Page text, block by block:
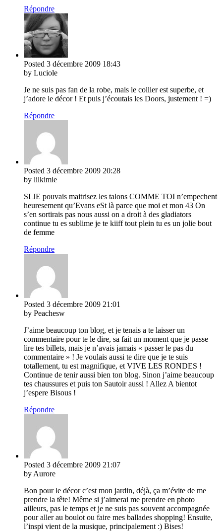
Répondre
Posted 3 décembre 2009 18:43
by Luciole
Je ne suis pas fan de la robe, mais le collier est superbe, et
j’adore le décor ! Et puis j’écoutais les Doors, justement ! =)
Répondre
Posted 3 décembre 2009 20:28
by lilkimie
SI JE pouvais maitrisez les talons COMME TOI n’empechent
heuresement qu’Evans eSt là parce que moi et mon 43 On
s’en sortirais pas nous aussi on a droit à des gladiators
continue tu es sublime je te kiiff tout plein tu es un jolie bout
de femme
Répondre
Posted 3 décembre 2009 21:01
by Peachesw
J’aime beaucoup ton blog, et je tenais a te laisser un
commentaire pour te le dire, sa fait un moment que je passe
lire tes billets, mais je n’avais jamais « passer le pas du
commentaire » ! Je voulais aussi te dire que je te suis
totallement, tu est magnifique, et VIVE LES RONDES !
Continue de tenir aussi bien ton blog. Sinon j’aime beaucoup
tes chaussures et puis ton Sautoir aussi ! Allez A bientot
j’espere Bisous !
Répondre
Posted 3 décembre 2009 21:07
by Aurore
Bon pour le décor c’est mon jardin, déjà, ça m’évite de me
prendre la tête! Même si j’aimerai me prendre en photo
ailleurs, pas le temps et je ne suis pas souvent accompagnée
pour aller au boulot ou faire mes ballades shopping! Ensuite,
l’inspi vient de la musique, principalement :) Bises!